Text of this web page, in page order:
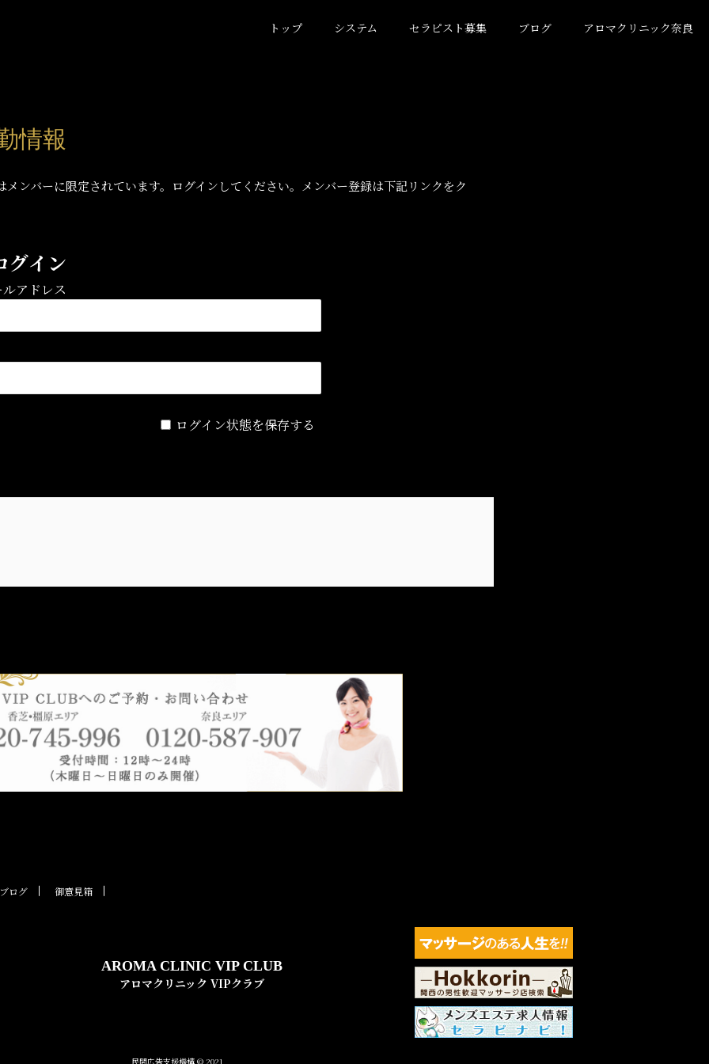
トップ システム セラピスト募集 ブログ アロマクリニック奈良
情報
メンバーに限定されています。ログインしてください。メンバー登録は下記リンクをク
グイン
アドレス
ログイン状態を保存する
ブログ 御意見箱
AROMA CLINIC VIP CLUB
アロマクリニック VIPクラブ
民間広告支援機構 © 2021